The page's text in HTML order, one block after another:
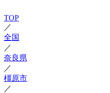
TOP
／
全国
／
奈良県
／
橿原市
／